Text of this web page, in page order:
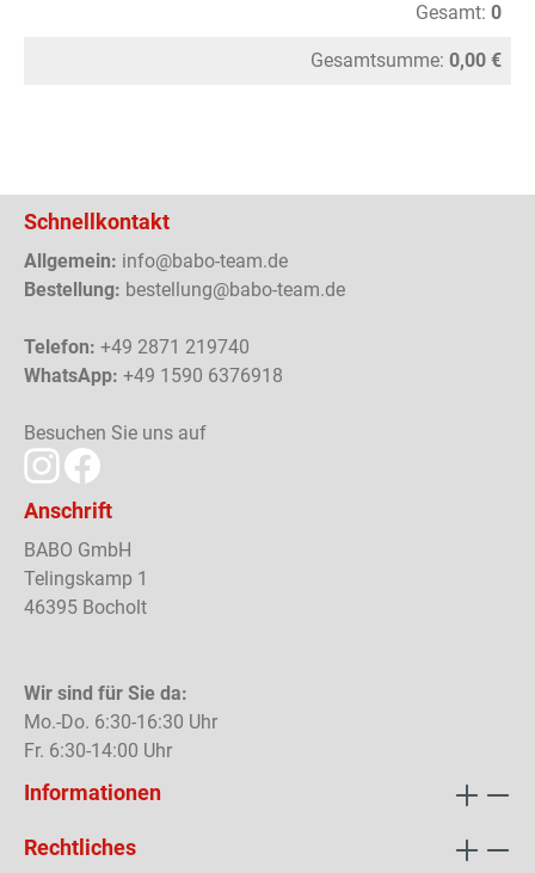
Gesamt: 0
Gesamtsumme: 0,00 €
Schnellkontakt
Allgemein: info@babo-team.de
Bestellung: bestellung@babo-team.de
Telefon: +49 2871 219740
WhatsApp: +49 1590 6376918
Besuchen Sie uns auf
Anschrift
BABO GmbH
Telingskamp 1
46395 Bocholt
Wir sind für Sie da:
Mo.-Do. 6:30-16:30 Uhr
Fr. 6:30-14:00 Uhr
Informationen
Rechtliches